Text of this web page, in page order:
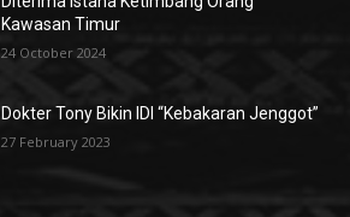
Kawasan Timur
24 October 2024
Dokter Tony Bikin IDI “Kebakaran Jenggot”
27 February 2023